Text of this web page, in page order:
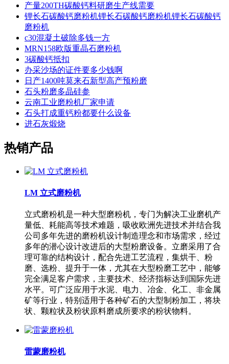
产量200TH碳酸钙料研磨生产线需要
锂长石碳酸钙磨粉机锂长石碳酸钙磨粉机锂长石碳酸钙
磨粉机
c30混凝土破除多钱一方
MRN158欧版重晶石磨粉机
3碳酸钙抵扣
办采沙场的证件要多少钱啊
日产1400吨莫来石新型高产预粉磨
石头粉磨多晶硅参
云南工业磨粉机厂家申请
石头打成重钙粉都要什么设备
进石灰煅烧
热销产品
LM 立式磨粉机
立式磨粉机是一种大型磨粉机，专门为解决工业磨机产
量低、耗能高等技术难题，吸收欧洲先进技术并结合我
公司多年先进的磨粉机设计制造理念和市场需求，经过
多年的潜心设计改进后的大型粉磨设备。立磨采用了合
理可靠的结构设计，配合先进工艺流程，集烘干、粉
磨、选粉、提升于一体，尤其在大型粉磨工艺中，能够
完全满足客户需求，主要技术、经济指标达到国际先进
水平。可广泛应用于水泥、电力、冶金、化工、非金属
矿等行业，特别适用于各种矿石的大型制粉加工，将块
状、颗粒状及粉状原料磨成所要求的粉状物料。
雷蒙磨粉机